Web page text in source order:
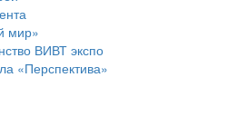
мир»
ВИВТ экспо
«Перспектива»